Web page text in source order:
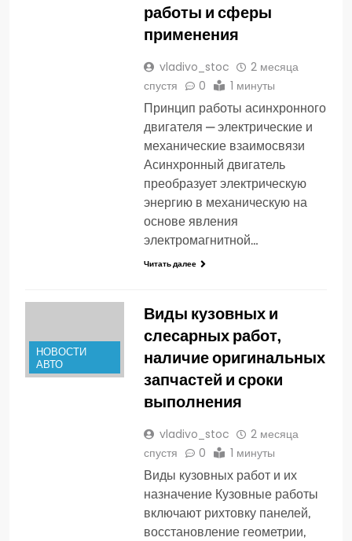
работы и сферы
применения
vladivo_stoc
2 месяца
спустя
0 1 минуты
Принцип работы асинхронного
двигателя — электрические и
механические взаимосвязи
Асинхронный двигатель
преобразует электрическую
энергию в механическую на
основе явления
электромагнитной…
Читать далее
НОВОСТИ
АВТО
Виды кузовных и
слесарных работ,
наличие оригинальных
запчастей и сроки
выполнения
vladivo_stoc
2 месяца
спустя
0 1 минуты
Виды кузовных работ и их
назначение Кузовные работы
включают рихтовку панелей,
восстановление геометрии,